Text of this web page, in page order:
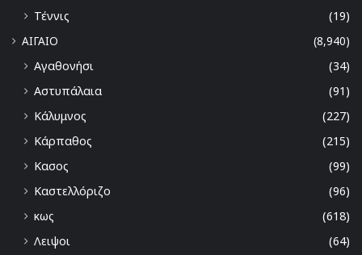
Τέννις
(19)
ΑΙΓΑΙΟ
(8,940)
Αγαθονήσι
(34)
Αστυπάλαια
(91)
Κάλυμνος
(227)
Κάρπαθος
(215)
Κασος
(99)
Καστελλόριζο
(96)
κως
(618)
Λειψοι
(64)